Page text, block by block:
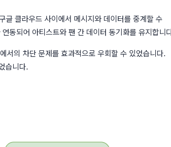
클라우드 사이에서 메시지와 데이터를 중계할 수
동되어 아티스트와 팬 간 데이터 동기화를 유지합니
서의 차단 문제를 효과적으로 우회할 수 있었습니다.
습니다.